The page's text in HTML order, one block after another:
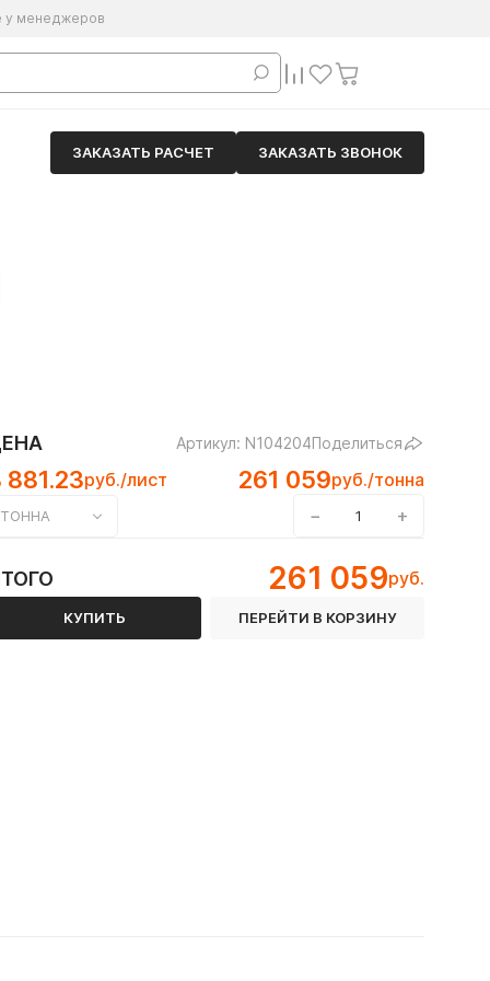
у менеджеров
ЗАКАЗАТЬ РАСЧЕТ ЗАКАЗАТЬ ЗВОНОК
Артикул: N104204Поделиться
881.23руб./лист 261 059руб./тонна
ТОННА − +
261 059руб.
КУПИТЬ ПЕРЕЙТИ В КОРЗИНУ